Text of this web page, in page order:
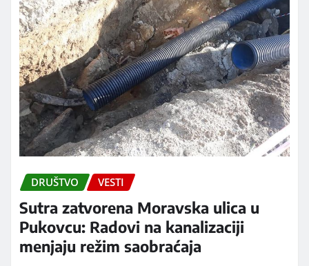
DRUŠTVO VESTI
Sutra zatvorena Moravska ulica u
Pukovcu: Radovi na kanalizaciji
menjaju režim saobraćaja